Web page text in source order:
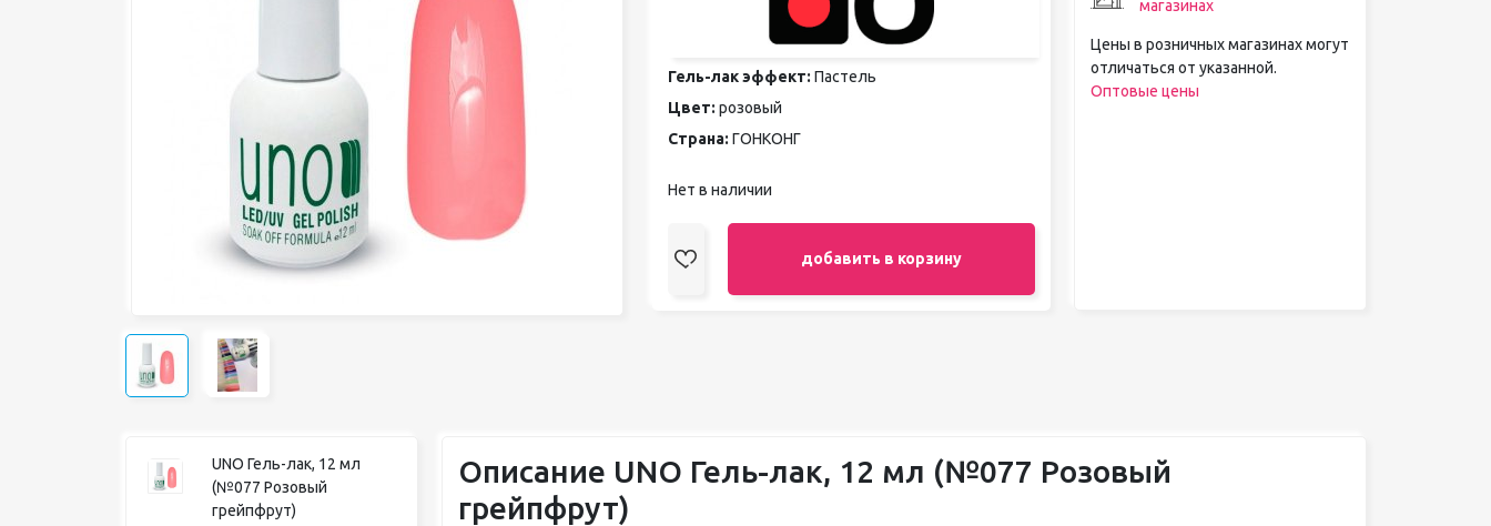
Лампы для сушки ногтей
Лечение и уход за кутикулой и
Средства для кислотного и
щелочного педикюра
Гель-лак эффект: Пастель
Цвет: розовый
Страна: ГОНКОНГ
Нет в наличии
добавить в корзину
магазинах
Цены в розничных магазинах могут
отличаться от указанной.
Оптовые цены
UNO Гель-лак, 12 мл
(№077 Розовый
грейпфрут)
Описание UNO Гель-лак, 12 мл (№077 Розовый
грейпфрут)